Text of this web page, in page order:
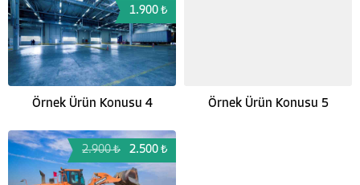
1.900 ₺
Örnek Ürün Konusu 4 Örnek Ürün Konusu 5
2.900 ₺ 2.500 ₺